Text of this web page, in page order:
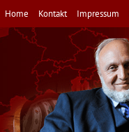
Direkt
zum
Inhalt
Home Kontakt Impressum